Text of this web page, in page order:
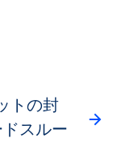
トの封
スルー